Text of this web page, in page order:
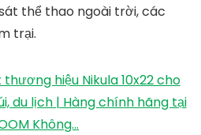
thể thao ngoài trời, các
trại.
hiệu Nikula 10x22 cho
du lịch | Hàng chính hãng tại
Không...